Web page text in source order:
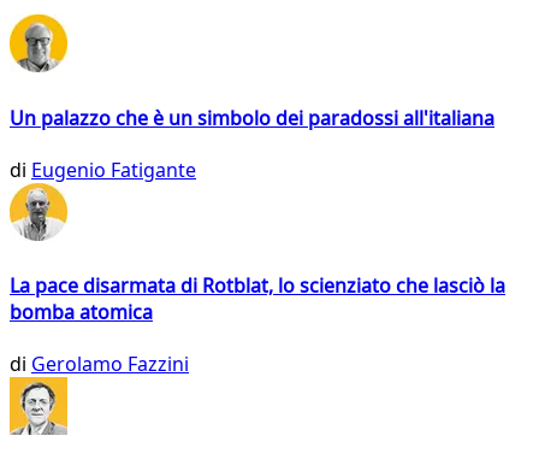
Un palazzo che è un simbolo dei paradossi all'italiana
di Eugenio Fatigante
La pace disarmata di Rotblat, lo scienziato che lasciò la
bomba atomica
di Gerolamo Fazzini